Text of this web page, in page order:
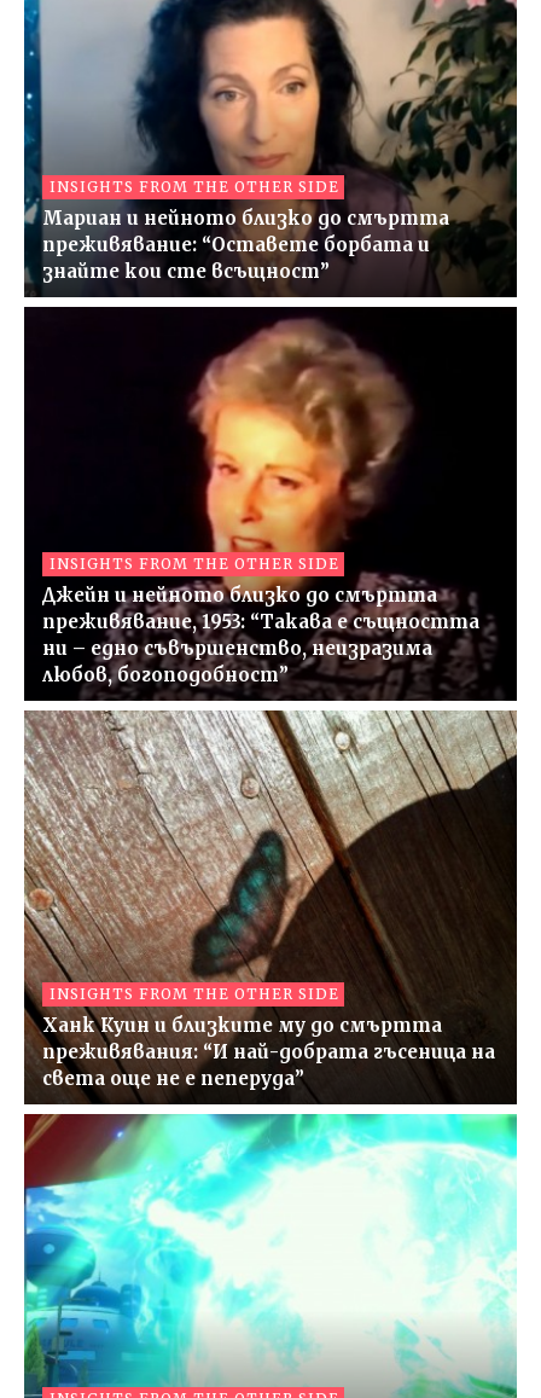
INSIGHTS FROM THE OTHER SIDE
Мариан и нейното близко до смъртта
преживявание: “Оставете борбата и
знайте кои сте всъщност”
INSIGHTS FROM THE OTHER SIDE
Джейн и нейното близко до смъртта
преживявание, 1953: “Такава е същността
ни – едно съвършенство, неизразима
любов, богоподобност”
INSIGHTS FROM THE OTHER SIDE
Ханк Куин и близките му до смъртта
преживявания: “И най-добрата гъсеница на
света още не е пеперуда”